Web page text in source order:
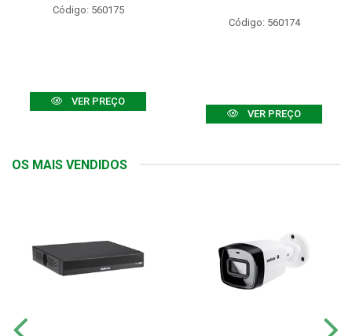
Código: 560175
VER PREÇO
Código: 560174
VER PREÇO
OS MAIS VENDIDOS